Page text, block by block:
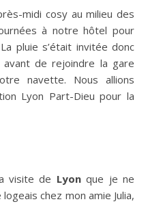
midi cosy au milieu des
à notre hôtel pour
pluie s’était invitée donc
de rejoindre la gare
navette. Nous allions
Lyon Part-Dieu pour la
visite de Lyonque je ne
chez mon amie Julia,